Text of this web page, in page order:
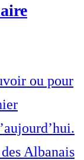
ou pour
Albanais